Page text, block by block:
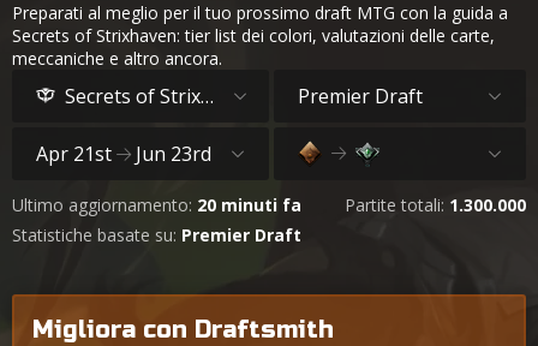
Preparati al meglio per il tuo prossimo draft MTG con la guida a
Secrets of Strixhaven: tier list dei colori, valutazioni delle carte,
meccaniche e altro ancora.
Secrets of Strixhaven Premier Draft
Apr 21st Jun 23rd
Ultimo aggiornamento: 20 minuti fa Partite totali: 1.300.000
Statistiche basate su: Premier Draft
Migliora con Draftsmith